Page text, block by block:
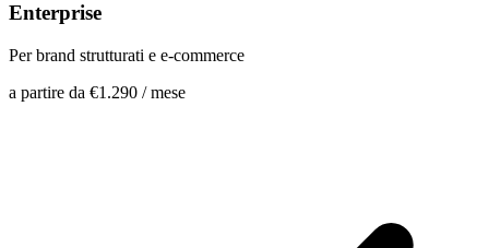
Enterprise
Per brand strutturati e e-commerce
a partire da €1.290 / mese